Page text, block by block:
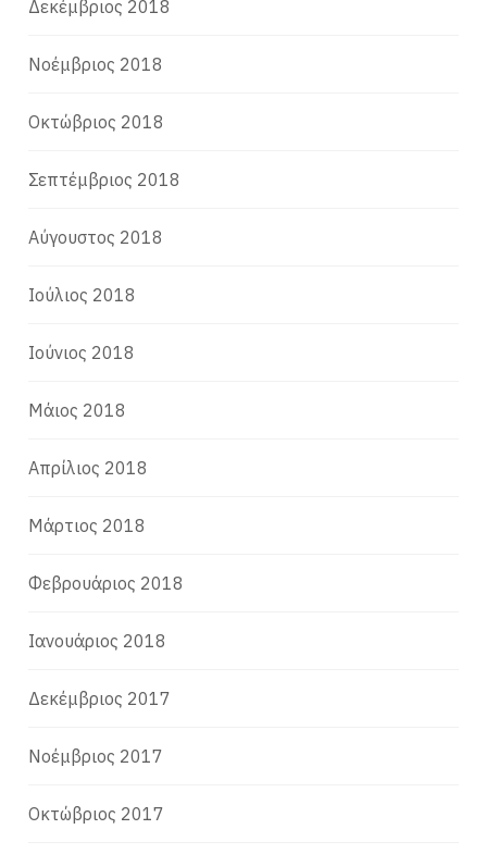
Δεκέμβριος 2018
Νοέμβριος 2018
Οκτώβριος 2018
Σεπτέμβριος 2018
Αύγουστος 2018
Ιούλιος 2018
Ιούνιος 2018
Μάιος 2018
Απρίλιος 2018
Μάρτιος 2018
Φεβρουάριος 2018
Ιανουάριος 2018
Δεκέμβριος 2017
Νοέμβριος 2017
Οκτώβριος 2017